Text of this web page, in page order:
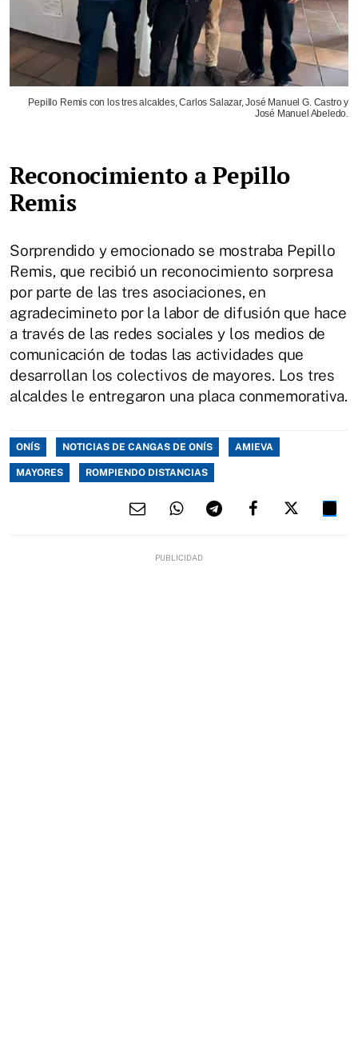
Pepillo Remis con los tres alcaldes, Carlos Salazar, José Manuel G. Castro y
José Manuel Abeledo.
Reconocimiento a Pepillo
Remis
Sorprendido y emocionado se mostraba Pepillo
Remis, que recibió un reconocimiento sorpresa
por parte de las tres asociaciones, en
agradecimineto por la labor de difusión que hace
a través de las redes sociales y los medios de
comunicación de todas las actividades que
desarrollan los colectivos de mayores. Los tres
alcaldes le entregaron una placa conmemorativa.
ONÍS NOTICIAS DE CANGAS DE ONÍS AMIEVA
MAYORES ROMPIENDO DISTANCIAS